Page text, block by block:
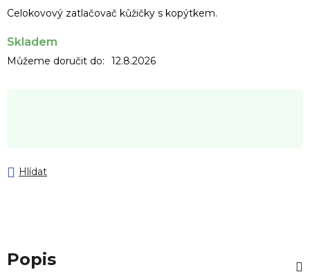
Celokovový zatlačovač kůžičky s kopýtkem.
Skladem
Můžeme doručit do: 12.8.2026
Hlídat
Popis